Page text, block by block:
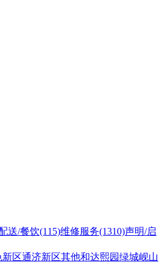
送/餐饮(115)维修服务(1310)声明/启
新区通济新区其他和达熙园绿城岘山